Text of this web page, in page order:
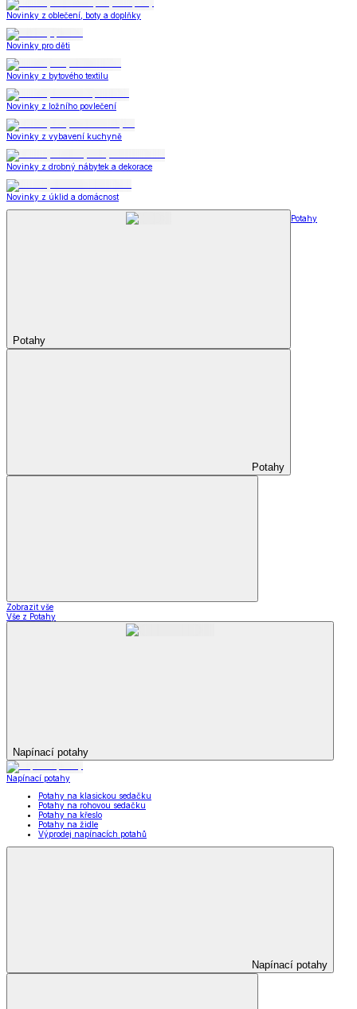
Novinky z oblečení, boty a doplňky
Novinky pro děti
Novinky z bytového textilu
Novinky z ložního povlečení
Novinky z vybavení kuchyně
Novinky z drobný nábytek a dekorace
Novinky z úklid a domácnost
Potahy
Potahy
Potahy
Zobrazit vše
Vše z Potahy
Napínací potahy
Napínací potahy
Potahy na klasickou sedačku
Potahy na rohovou sedačku
Potahy na křeslo
Potahy na židle
Výprodej napínacích potahů
Napínací potahy